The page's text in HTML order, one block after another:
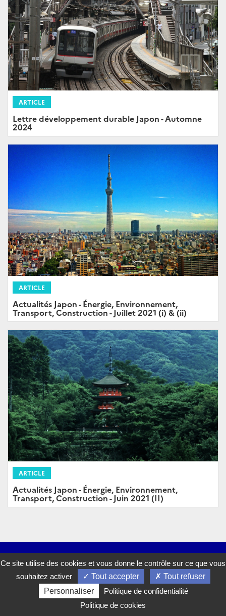
ARTICLE
Lettre développement durable Japon - Automne
2024
ARTICLE
Actualités Japon - Énergie, Environnement,
Transport, Construction - Juillet 2021 (i) & (ii)
ARTICLE
Actualités Japon - Énergie, Environnement,
Transport, Construction - Juin 2021 (II)
Suivez la DG Trésor sur :
Twitter
LinkedIn
Ce site utilise des cookies et vous donne le contrôle sur ce que vous
souhaitez activer
Tout accepter
Tout refuser
Personnaliser
Politique de confidentialité
Politique de cookies